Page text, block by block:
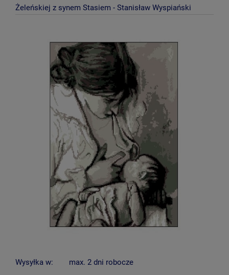
Żeleńskiej z synem Stasiem - Stanisław Wyspiański
Wysyłka w: max. 2 dni robocze